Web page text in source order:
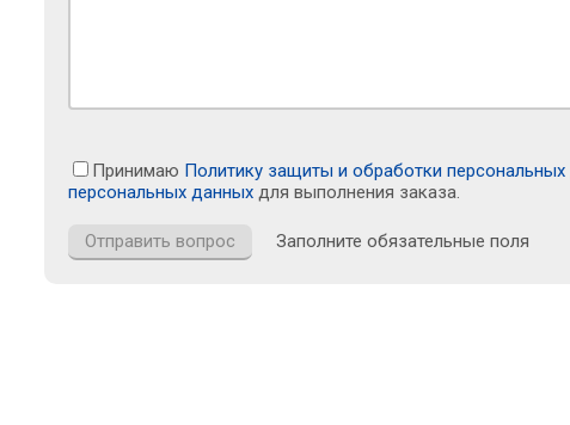
Принимаю Политику защиты и обработки
персональных данных для выполнения заказа.
Заполните обязательные поля